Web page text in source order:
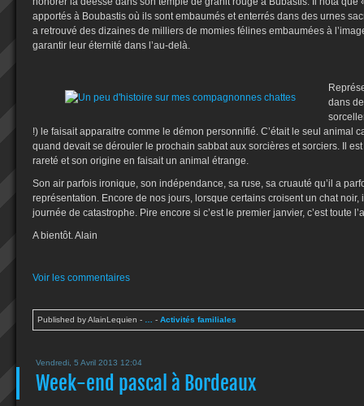
apportés à Boubastis où ils sont embaumés et enterrés dans des urnes
a retrouvé des dizaines de milliers de momies félines embaumées à
garantir leur éternité dans l’au-delà.
dans
!) le faisait apparaitre comme le démon personnifié. C’était le seul animal
quand devait se dérouler le prochain sabbat aux sorcières et sorciers. Il
rareté et son origine en faisait un animal étrange.
Son air parfois ironique, son indépendance, sa ruse, sa cruauté qu’il a
représentation. Encore de nos jours, lorsque certains croisent un chat
journée de catastrophe. Pire encore si c’est le premier janvier, c’est toute
A bientôt. Alain
Voir les commentaires
Published by AlainLequien - … - Activités familiales
Vendredi, 5 Avril 2013 12:04
Week-end pascal à Bordeaux